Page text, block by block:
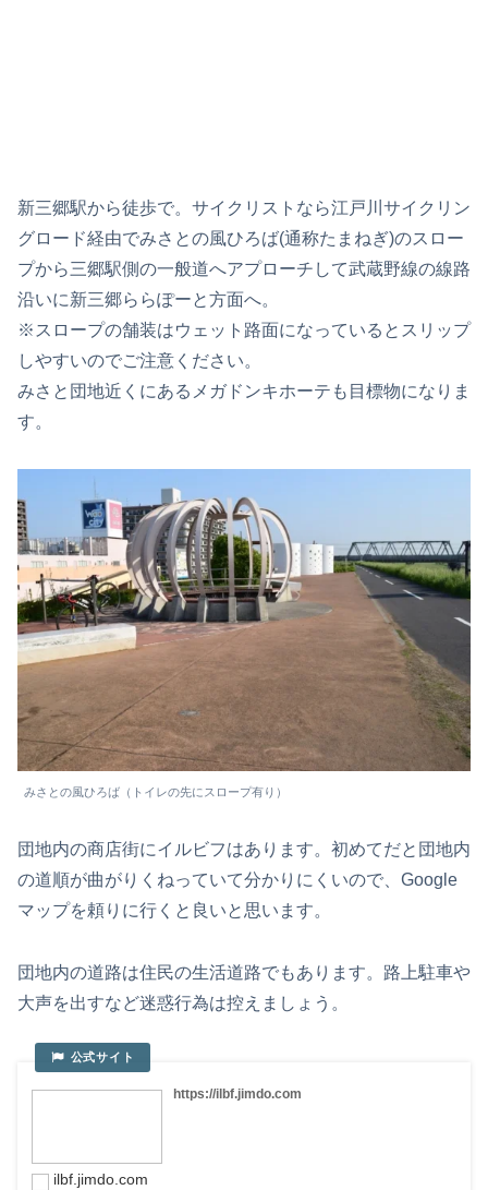
新三郷駅から徒歩で。サイクリストなら江戸川サイクリン
グロード経由でみさとの風ひろば(通称たまねぎ)のスロー
プから三郷駅側の一般道へアプローチして武蔵野線の線路
沿いに新三郷ららぽーと方面へ。
※スロープの舗装はウェット路面になっているとスリップ
しやすいのでご注意ください。
みさと団地近くにあるメガドンキホーテも目標物になりま
す。
みさとの風ひろば（トイレの先にスロープ有り）
団地内の商店街にイルビフはあります。初めてだと団地内
の道順が曲がりくねっていて分かりにくいので、Google
マップを頼りに行くと良いと思います。
団地内の道路は住民の生活道路でもあります。路上駐車や
大声を出すなど迷惑行為は控えましょう。
https://ilbf.jimdo.com
ilbf.jimdo.com